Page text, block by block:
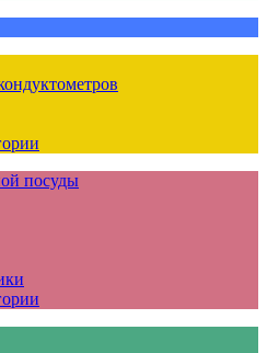
посуды